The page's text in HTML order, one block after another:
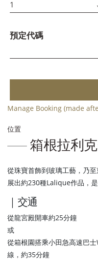
預定代碼
Manage Booking (made
位置
箱根拉利
從珠寶首飾到玻璃工藝，乃至
展出約230種Lalique作品，
｜交通
從龍宮殿開車約25分鐘
或
從箱根園搭乘小田急高速巴
線，約35分鐘